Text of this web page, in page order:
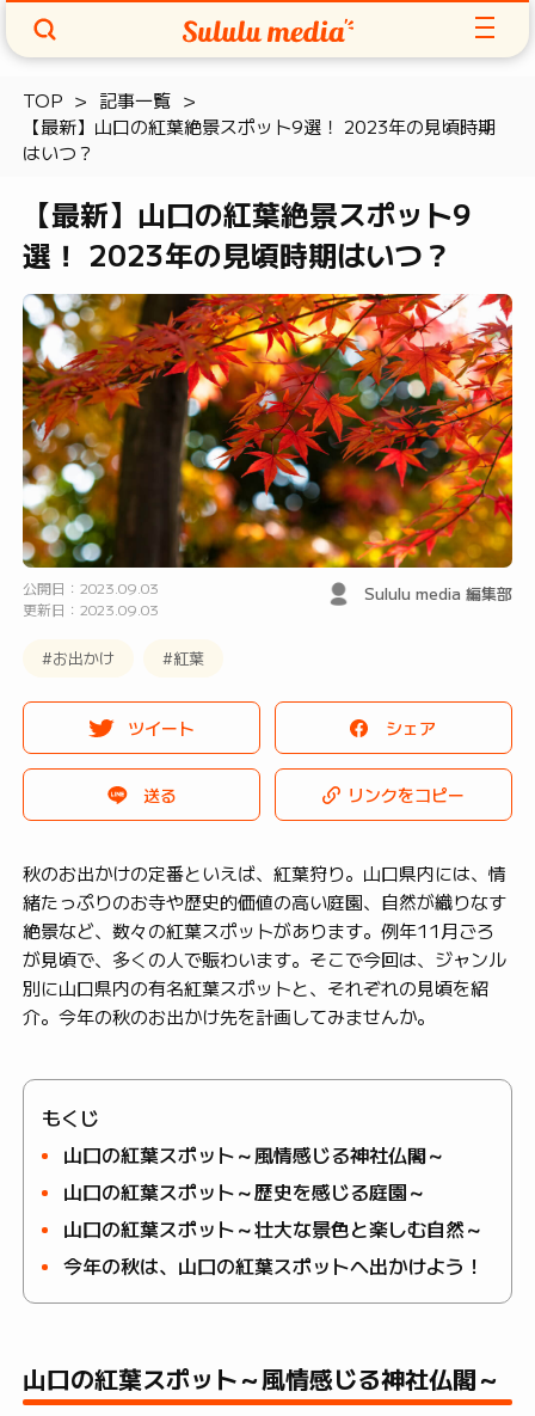
TOP
記事一覧
【最新】山口の紅葉絶景スポット9選！ 2023年の見頃時期
はいつ？
【最新】山口の紅葉絶景スポット9
選！ 2023年の見頃時期はいつ？
公開日：2023.09.03
更新日：2023.09.03
Sululu media 編集部
#お出かけ #紅葉
ツイート シェア
送る リンクをコピー
秋のお出かけの定番といえば、紅葉狩り。山口県内には、情
緒たっぷりのお寺や歴史的価値の高い庭園、自然が織りなす
絶景など、数々の紅葉スポットがあります。例年11月ごろ
が見頃で、多くの人で賑わいます。そこで今回は、ジャンル
別に山口県内の有名紅葉スポットと、それぞれの見頃を紹
介。今年の秋のお出かけ先を計画してみませんか。
もくじ
山口の紅葉スポット～風情感じる神社仏閣～
山口の紅葉スポット～歴史を感じる庭園～
山口の紅葉スポット～壮大な景色と楽しむ自然～
今年の秋は、山口の紅葉スポットへ出かけよう！
山口の紅葉スポット～風情感じる神社仏閣～